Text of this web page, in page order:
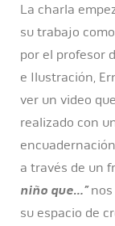
La charla
su trabajo
por el profesor
e Ilustración,
ver un video
realizado con
a través de un
niño que…”nos
su espacio de